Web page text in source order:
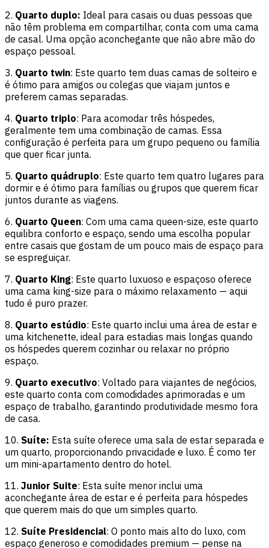
2. Quarto duplo: Ideal para casais ou duas pessoas que
não têm problema em compartilhar, conta com uma cama
de casal. Uma opção aconchegante que não abre mão do
espaço pessoal.
3. Quarto twin: Este quarto tem duas camas de solteiro e
é ótimo para amigos ou colegas que viajam juntos e
preferem camas separadas.
4. Quarto triplo: Para acomodar três hóspedes,
geralmente tem uma combinação de camas. Essa
configuração é perfeita para um grupo pequeno ou família
que quer ficar junta.
5. Quarto quádruplo: Este quarto tem quatro lugares para
dormir e é ótimo para famílias ou grupos que querem ficar
juntos durante as viagens.
6. Quarto Queen: Com uma cama queen-size, este quarto
equilibra conforto e espaço, sendo uma escolha popular
entre casais que gostam de um pouco mais de espaço para
se espreguiçar.
7. Quarto King: Este quarto luxuoso e espaçoso oferece
uma cama king-size para o máximo relaxamento — aqui
tudo é puro prazer.
8. Quarto estúdio: Este quarto inclui uma área de estar e
uma kitchenette, ideal para estadias mais longas quando
os hóspedes querem cozinhar ou relaxar no próprio
espaço.
9. Quarto executivo: Voltado para viajantes de negócios,
este quarto conta com comodidades aprimoradas e um
espaço de trabalho, garantindo produtividade mesmo fora
de casa.
10. Suíte: Esta suíte oferece uma sala de estar separada e
um quarto, proporcionando privacidade e luxo. É como ter
um mini-apartamento dentro do hotel.
11. Junior Suite: Esta suíte menor inclui uma
aconchegante área de estar e é perfeita para hóspedes
que querem mais do que um simples quarto.
12. Suíte Presidencial: O ponto mais alto do luxo, com
espaço generoso e comodidades premium — pense na